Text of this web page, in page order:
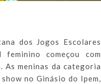
dos Jogos Escolares
feminino começou com
As meninas da categoria
no Ginásio do Ipem,